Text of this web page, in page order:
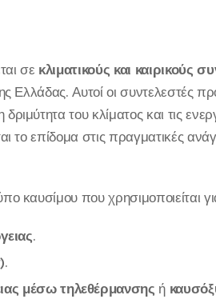
σε κλιματικούς και καιρικούς
Ελλάδας. Αυτοί οι συντελεστές
δριμύτητα του κλίματος και τις
το επίδομα στις πραγματικές
καυσίμου που χρησιμοποιείται
.
.
μέσω τηλεθέρμανσης ή